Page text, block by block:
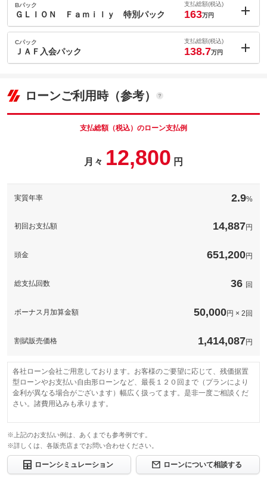
ョン価格
(税込)
車両本体価
118万円
パック内容
す。※人気の数字等は、抽選になることがございます。ご了承く
希望ナンバーを取得するパックです。お好きな数字・思い出の数
字をお客様の愛車にも！※一部取得出来ないナンバーもございま
す。※人気の数字等は、抽選になることがございます。ご了承く
Bパック
ＧＬＩＯＮ Ｆａｍｉｌｙ 特別パック
支払総額(税込)
163万円
内：オプシ
ョン価格
(税込)
車両本体価
ウインドウガード、抗菌チタニア、ウインドウコート、ルームク
リアーコートです。購入時にお勧めのセットです。
Cパック
ＪＡＦ入会パック
支払総額(税込)
138.7万円
車両本体価
118
このパックの見積もり依頼（無料）
ローンご利用時（参考）
支払総額（税込）のローン支払例
月々 12,800 円
実質年率 2.9%
初回お支払額 14,887円
頭金 651,200円
総支払回数 36 回
ボーナス月加算金額 50,000円 × 2回
割賦販売価格 1,414,087円
各社ローン会社ご用意しております。お客様のご要望に応じて、残価据置
型ローンやお支払い自由形ローンなど、最長１２０回まで（プランにより
金利が異なる場合がございます）幅広く扱ってます。是非一度ご相談くだ
さい。諸費用込みも承ります。
※上記のお支払い例は、あくまでも参考例です。
※詳しくは、各販売店までお問い合わせください。
ローンシミュレーション ローンについて相談する